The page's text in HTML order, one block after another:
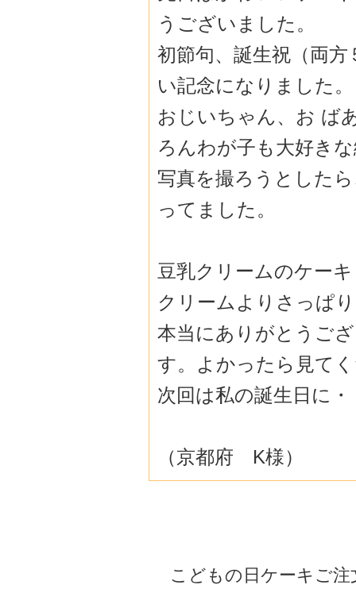
うございました。
初節句、誕生祝（両
い記念になりました。
おじいちゃん、お ば
ろんわが子も大好き
写真を撮ろうとした
ってました。
豆乳クリームのケー
クリームよりさっぱ
本当にありがとうご
す。よかったら見て
次回は私の誕生日に
（京都府 K様）
こどもの日ケーキご